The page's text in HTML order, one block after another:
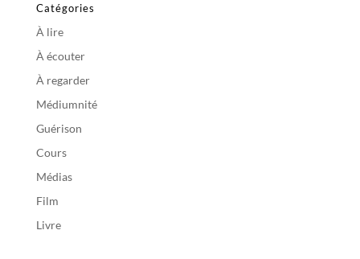
Catégories
À lire
À écouter
À regarder
Médiumnité
Guérison
Cours
Médias
Film
Livre